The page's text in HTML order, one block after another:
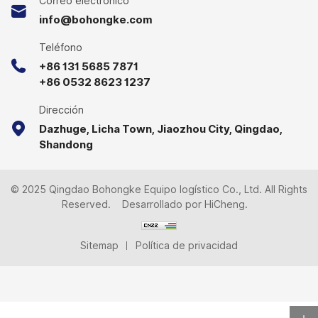
A-, Z-, Square Frame Base
Roll Cage and have
accumulated rich
forward to your inquiry.
info@bohongke.com
Teléfono
+86 131 5685 7871
+86 0532 8623 1237
Dirección
Dazhuge, Licha Town, Jiaozhou City, Qingdao,
Shandong
© 2025 Qingdao Bohongke Equipo logístico Co., Ltd. All Rights
Reserved.
Desarrollado por HiCheng.
Sitemap Política de privacidad